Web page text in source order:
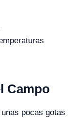
Campo
pocas gotas